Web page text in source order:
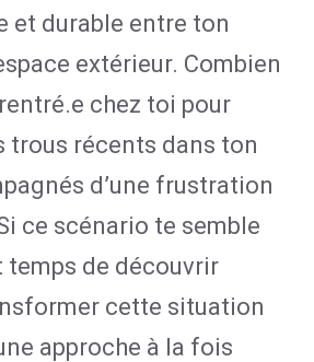
et durable entre ton
extérieur. Combien
chez toi pour
trous récents dans ton
d’une frustration
ce scénario te semble
temps de découvrir
cette situation
approche à la fois